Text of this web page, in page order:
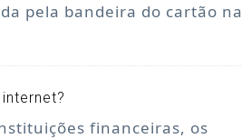
pela bandeira do cartão na
financeiras, os